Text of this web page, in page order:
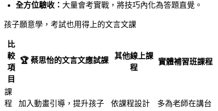
全方位驗收： 大量會考實戰，將技巧內化為答題直覺。
孩子願意學，考試也用得上的文言文課
比
較
項
目
🏆 蔡思怡的文言文應試課
其他線上課
程
實體補習班課程
課
程
加入動畫引導，提升孩子
依課程設計
多為老師在講台